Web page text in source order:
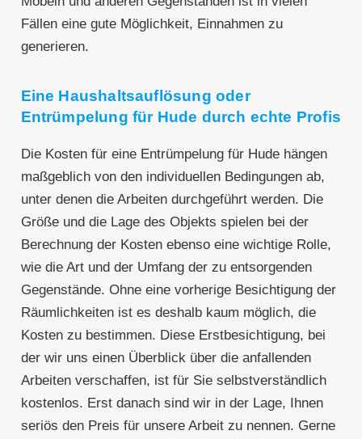
Fällen eine gute Möglichkeit, Einnahmen zu
generieren.
Eine Haushaltsauflösung oder
Entrümpelung für Hude durch echte Profis
Die Kosten für eine Entrümpelung für Hude hängen
maßgeblich von den individuellen Bedingungen ab,
unter denen die Arbeiten durchgeführt werden. Die
Größe und die Lage des Objekts spielen bei der
Berechnung der Kosten ebenso eine wichtige Rolle,
wie die Art und der Umfang der zu entsorgenden
Gegenstände. Ohne eine vorherige Besichtigung der
Räumlichkeiten ist es deshalb kaum möglich, die
Kosten zu bestimmen. Diese Erstbesichtigung, bei
der wir uns einen Überblick über die anfallenden
Arbeiten verschaffen, ist für Sie selbstverständlich
kostenlos. Erst danach sind wir in der Lage, Ihnen
seriös den Preis für unsere Arbeit zu nennen. Gerne